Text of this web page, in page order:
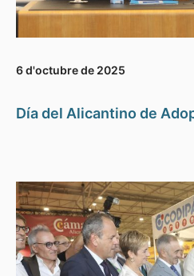
6 d'octubre de 2025
Día del Alicantino de